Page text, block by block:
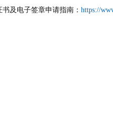
及电子签章申请指南： https://